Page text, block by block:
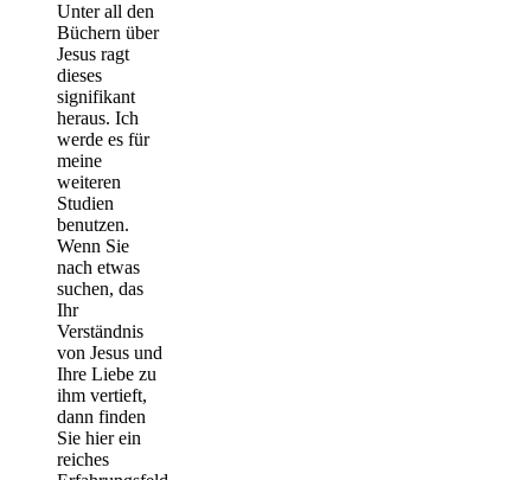
Unter all den
Büchern über
Jesus ragt
dieses
signifikant
heraus. Ich
werde es für
meine
weiteren
Studien
benutzen.
Wenn Sie
nach etwas
suchen, das
Ihr
Verständnis
von Jesus und
Ihre Liebe zu
ihm vertieft,
dann finden
Sie hier ein
reiches